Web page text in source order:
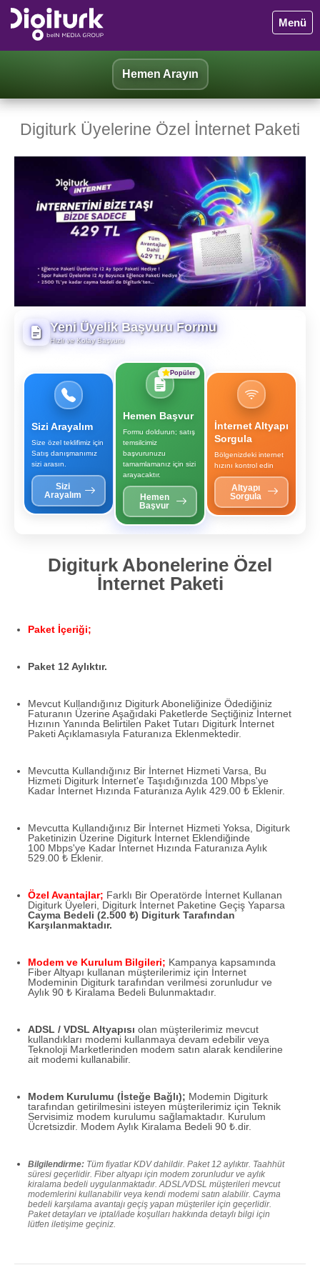
Menü
Hemen Arayın
Digiturk Üyelerine Özel İnternet Paketi
Yeni Üyelik Başvuru Formu
Hızlı ve Kolay Başvuru
Sizi Arayalım
Size özel teklifimiz için
Satış danışmanımız
sizi arasın.
Sizi
Arayalım
Popüler
Hemen Başvur
Formu doldurun; satış
temsilcimiz
başvurunuzu
tamamlamanız için sizi
arayacaktır.
Hemen
Başvur
İnternet Altyapı
Sorgula
Bölgenizdeki internet
hızını kontrol edin
Altyapı
Sorgula
Digiturk Abonelerine Özel
İnternet Paketi
Paket İçeriği;
Paket 12 Aylıktır.
Mevcut Kullandığınız Digiturk Aboneliğinize Ödediğiniz
Faturanın Üzerine Aşağıdaki Paketlerde Seçtiğiniz İnternet
Hızının Yanında Belirtilen Paket Tutarı Digiturk İnternet
Paketi Açıklamasıyla Faturanıza Eklenmektedir.
Mevcutta Kullandığınız Bir İnternet Hizmeti Varsa, Bu
Hizmeti Digiturk İnternet'e Taşıdığınızda 100 Mbps'ye
Kadar İnternet Hızında Faturanıza Aylık 429.00 ₺ Eklenir.
Mevcutta Kullandığınız Bir İnternet Hizmeti Yoksa, Digiturk
Paketinizin Üzerine Digiturk İnternet Eklendiğinde
100 Mbps'ye Kadar İnternet Hızında Faturanıza Aylık
529.00 ₺ Eklenir.
Özel Avantajlar; Farklı Bir Operatörde İnternet Kullanan
Digiturk Üyeleri, Digiturk İnternet Paketine Geçiş Yaparsa
Cayma Bedeli (2.500 ₺) Digiturk Tarafından
Karşılanmaktadır.
Modem ve Kurulum Bilgileri; Kampanya kapsamında
Fiber Altyapı kullanan müşterilerimiz için İnternet
Modeminin Digiturk tarafından verilmesi zorunludur ve
Aylık 90 ₺ Kiralama Bedeli Bulunmaktadır.
ADSL / VDSL Altyapısı olan müşterilerimiz mevcut
kullandıkları modemi kullanmaya devam edebilir veya
Teknoloji Marketlerinden modem satın alarak kendilerine
ait modemi kullanabilir.
Modem Kurulumu (İsteğe Bağlı); Modemin Digiturk
tarafından getirilmesini isteyen müşterilerimiz için Teknik
Servisimiz modem kurulumu sağlamaktadır. Kurulum
Ücretsizdir. Modem Aylık Kiralama Bedeli 90 ₺.dir.
Bilgilendirme: Tüm fiyatlar KDV dahildir. Paket 12 aylıktır. Taahhüt
süresi geçerlidir. Fiber altyapı için modem zorunludur ve aylık
kiralama bedeli uygulanmaktadır. ADSL/VDSL müşterileri mevcut
modemlerini kullanabilir veya kendi modemi satın alabilir. Cayma
bedeli karşılama avantajı geçiş yapan müşteriler için geçerlidir.
Paket detayları ve iptal/iade koşulları hakkında detaylı bilgi için
lütfen iletişime geçiniz.